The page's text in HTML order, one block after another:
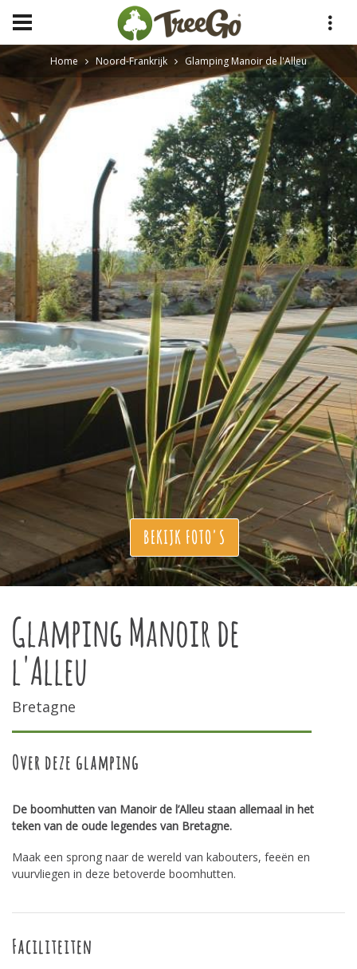
Home Noord-Frankrijk Glamping Manoir de l'Alleu
BEKIJK FOTO'S
Glamping Manoir de
l'Alleu
Bretagne
Over deze glamping
De boomhutten van Manoir de l’Alleu staan allemaal in het
teken van de oude legendes van Bretagne.
Maak een sprong naar de wereld van kabouters, feeën en
vuurvliegen in deze betoverde boomhutten.
Faciliteiten